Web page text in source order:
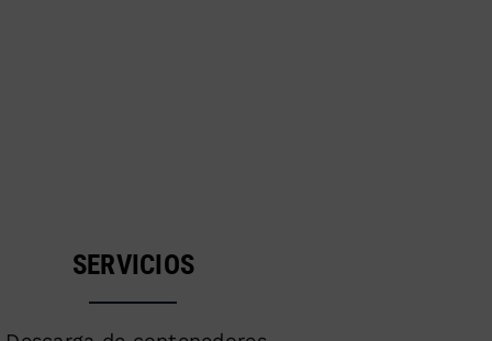
SERVICIOS